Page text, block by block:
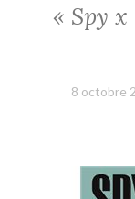
« Spy
8 octobre